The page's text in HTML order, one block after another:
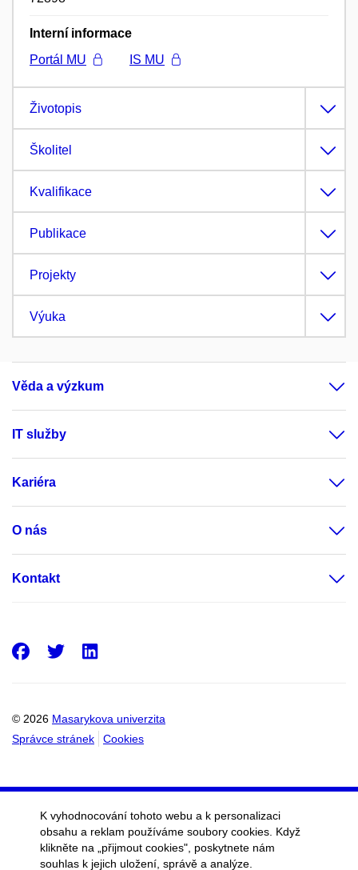
Interní informace
Portál MU
IS MU
Životopis
Školitel
Kvalifikace
Publikace
Projekty
Výuka
Věda a výzkum
IT služby
Kariéra
O nás
Kontakt
© 2026 Masarykova univerzita
Správce stránek
Cookies
Facebook
Twitter
K vyhodnocování tohoto webu a k personalizaci
obsahu a reklam používáme soubory cookies. Když
klikněte na „přijmout cookies", poskytnete nám
souhlas k jejich uložení, správě a analýze.